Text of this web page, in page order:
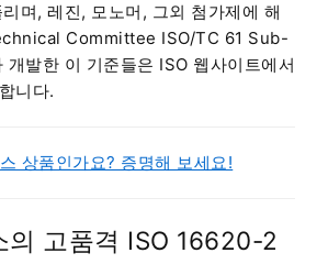
며, 레진, 모노머, 그외 첨가제에 해
Committee ISO/TC 61 Sub-
발한 이 기준들은 ISO 웹사이트에서
니다.
상품인가요? 증명해 보세요!
의 고품격 ISO 16620-2